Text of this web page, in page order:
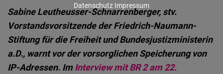
Sabine Leutheusser-Schnarrenberger, stv.
Vorstandsvorsitzende der Friedrich-Naumann-
Stiftung für die Freiheit und Bundesjustizministerin
a.D., warnt vor der vorsorglichen Speicherung von
IP-Adressen. ImInterview mit BR 2 am 22.
Google
Maps
Embed
Datenschutz Impressum